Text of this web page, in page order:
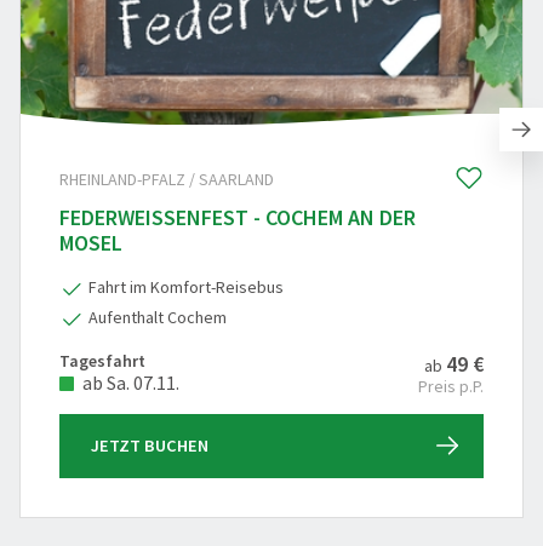
RHEINLAND-PFALZ / SAARLAND
FEDERWEISSENFEST - COCHEM AN DER
MOSEL
Fahrt im Komfort-Reisebus
Aufenthalt Cochem
Tagesfahrt
ab Sa. 07.11.
ab 49 €
Preis p.P.
JETZT BUCHEN